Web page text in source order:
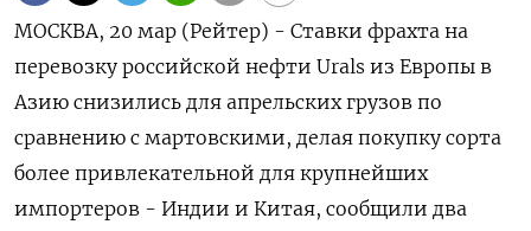
МОСКВА, 20 мар (Рейтер) - Ставки фрахта на
перевозку российской нефти Urals из Европы в
Азию снизились для апрельских грузов по
сравнению с мартовскими, делая покупку сорта
более привлекательной для крупнейших
импортеров - Индии и Китая, сообщили два